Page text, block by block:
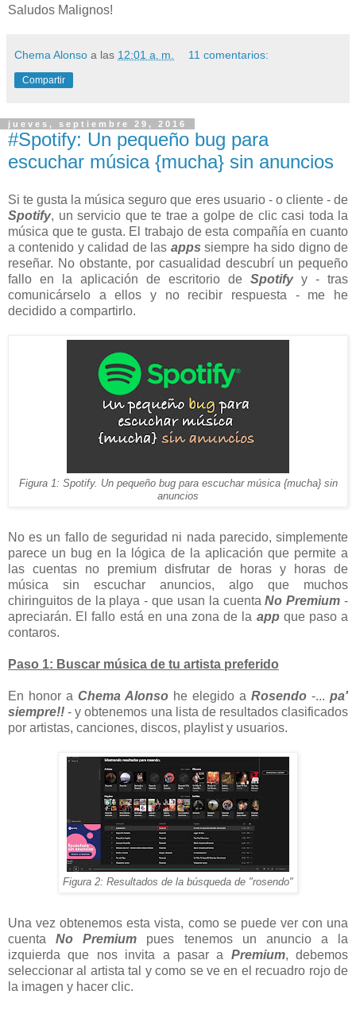
Saludos Malignos!
Chema Alonso a las 12:01 a. m. 11 comentarios:
Compartir
jueves, septiembre 29, 2016
#Spotify: Un pequeño bug para
escuchar música {mucha} sin anuncios
Si te gusta la música seguro que eres usuario - o cliente - de
Spotify, un servicio que te trae a golpe de clic casi toda la
música que te gusta. El trabajo de esta compañía en cuanto
a contenido y calidad de las apps siempre ha sido digno de
reseñar. No obstante, por casualidad descubrí un pequeño
fallo en la aplicación de escritorio de Spotifyy - tras
comunicárselo a ellos y no recibir respuesta - me he
decidido a compartirlo.
Figura 1: Spotify. Un pequeño bug para escuchar música {mucha} sin
anuncios
No es un fallo de seguridad ni nada parecido, simplemente
parece un bug en la lógica de la aplicación que permite a
las cuentas no premium disfrutar de horas y horas de
música sin escuchar anuncios, algo que muchos
chiringuitos de la playa - que usan la cuentaNo Premium -
apreciarán. El fallo está en una zona de la appque paso a
contaros.
Paso 1: Buscar música de tu artista preferido
En honor a Chema Alonso he elegido a Rosendo -... pa'
siempre!! - y obtenemos una lista de resultados clasificados
por artistas, canciones, discos, playlist y usuarios.
Figura 2: Resultados de la búsqueda de "rosendo"
Una vez obtenemos esta vista, como se puede ver con una
cuentaNo Premium pues tenemos un anuncio a la
izquierda que nos invita a pasar a Premium, debemos
seleccionar al artista tal y como se ve en el recuadro rojo de
la imagen y hacer clic.